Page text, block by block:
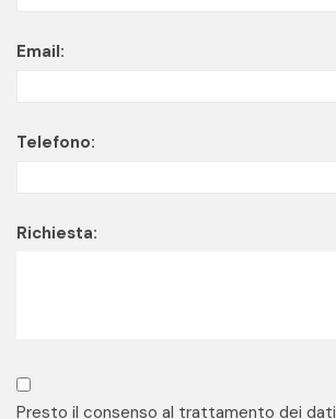
Email:
Telefono:
Richiesta:
Presto il consenso al trattamento dei dati